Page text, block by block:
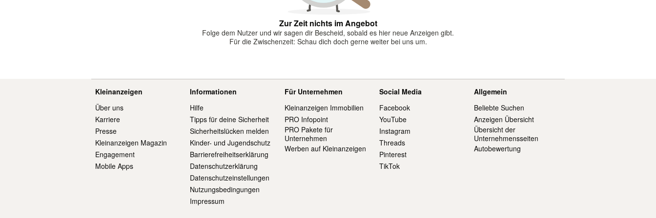
Zur Zeit nichts im Angebot
Folge dem Nutzer und wir sagen dir Bescheid, sobald es hier neue Anzeigen gibt.
Für die Zwischenzeit: Schau dich doch gerne weiter bei uns um.
Kleinanzeigen
Über uns
Karriere
Presse
Kleinanzeigen Magazin
Engagement
Mobile Apps
Informationen
Hilfe
Tipps für deine Sicherheit
Sicherheitslücken melden
Kinder- und Jugendschutz
Barrierefreiheitserklärung
Datenschutzerklärung
Datenschutzeinstellungen
Nutzungsbedingungen
Impressum
Für Unternehmen
Kleinanzeigen Immobilien
PRO Infopoint
PRO Pakete für
Unternehmen
Werben auf Kleinanzeigen
Social Media
Facebook
YouTube
Instagram
Threads
Pinterest
TikTok
Allgemein
Beliebte Suchen
Anzeigen Übersicht
Übersicht der
Unternehmensseiten
Autobewertung